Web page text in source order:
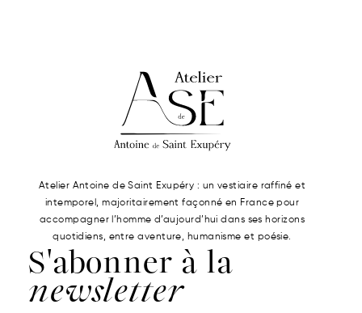
Atelier Antoine de Saint Exupéry : un vestiaire raffiné et
intemporel, majoritairement façonné en France pour
accompagner l’homme d’aujourd’hui dans ses horizons
quotidiens, entre aventure, humanisme et poésie.
S'abonner à la
newsletter